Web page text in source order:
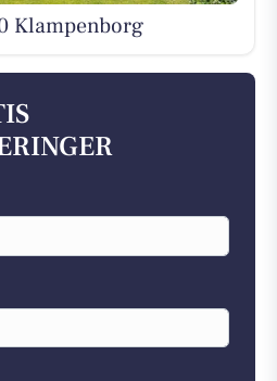
Klampenborg